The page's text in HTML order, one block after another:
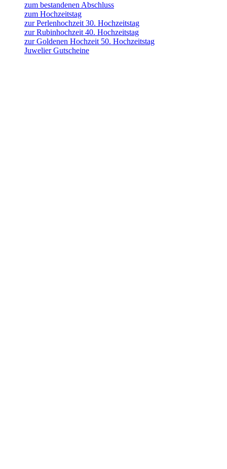
zum bestandenen Abschluss
zum Hochzeitstag
zur Perlenhochzeit 30. Hochzeitstag
zur Rubinhochzeit 40. Hochzeitstag
zur Goldenen Hochzeit 50. Hochzeitstag
Juwelier Gutscheine